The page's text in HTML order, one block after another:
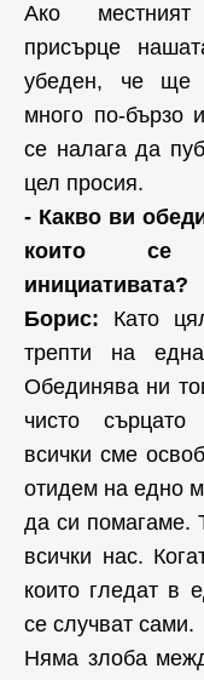
Ако
присърце
убеден, че ще
много по-бързо
се налага да
цел просия.
- Какво ви
които се
инициативата?
Борис: Като
трепти на
Обединява ни
чисто
всички сме
отидем на едно
да си помагаме.
всички нас.
които гледат в
се случват сами.
Няма злоба